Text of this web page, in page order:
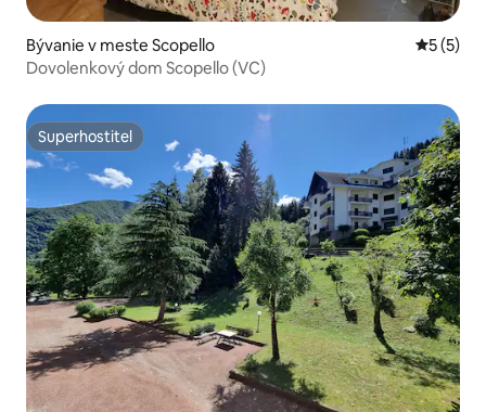
Bývanie v meste Scopello
5 (5)
Dovolenkový dom Scopello (VC)
Superhostiteľ
Superhostiteľ